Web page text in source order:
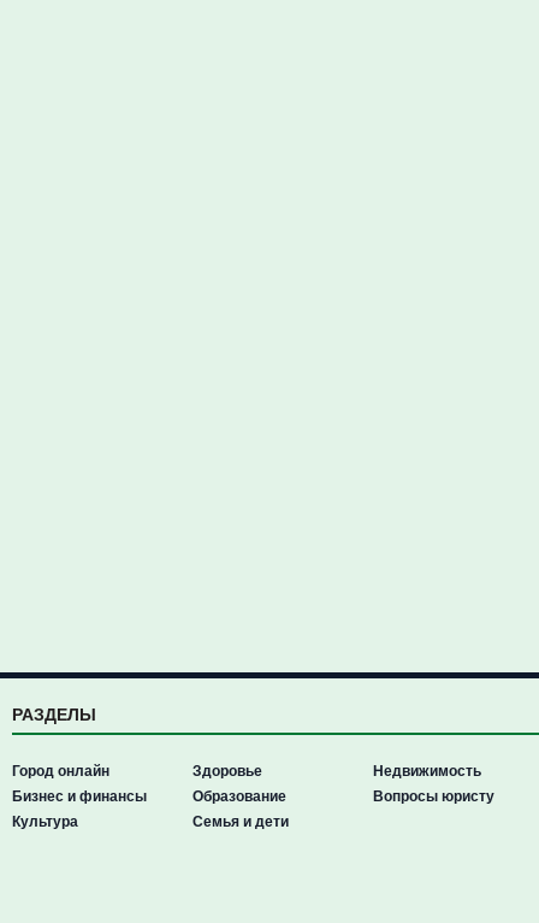
РАЗДЕЛЫ
Город онлайн
Бизнес и финансы
Культура
Здоровье
Образование
Семья и дети
Недвижимость
Вопросы юристу